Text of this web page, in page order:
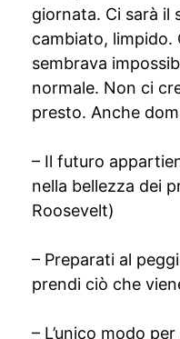
giornata. Ci sarà il
cambiato, limpido.
sembrava
normale. Non ci
presto. Anche
– Il futuro
nella bellezza dei
Roosevelt)
– Preparati al
prendi ciò che
– L’unico modo